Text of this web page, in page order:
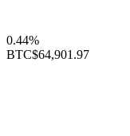
0.44%
BTC$64,901.97